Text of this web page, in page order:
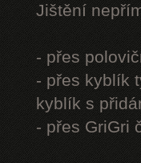
Jištění
- přes
- přes kyblík
kyblík s
- přes GriGri